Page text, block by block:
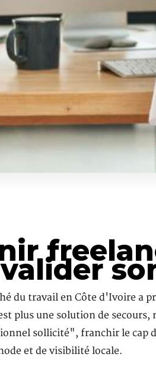
du travail en Côte d'Ivoire a
plus une solution de
sollicité", franchir le cap
et de visibilité locale.